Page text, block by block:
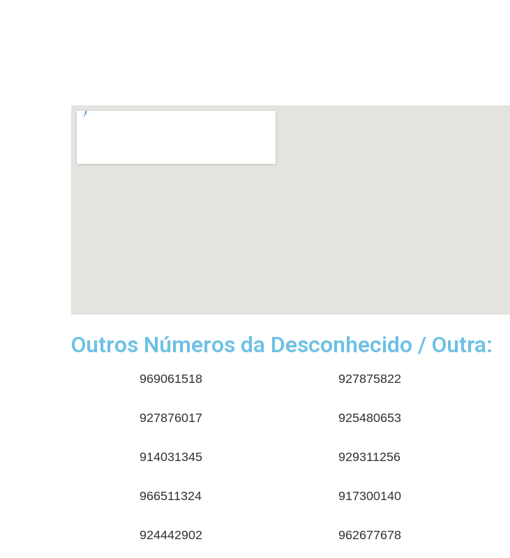
Outros Números da Desconhecido / Outra:
969061518 927875822
927876017 925480653
914031345 929311256
966511324 917300140
924442902 962677678